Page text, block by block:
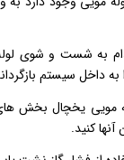
به شست و شوی
داخل سیستم
یخچال بخش های
کنید.